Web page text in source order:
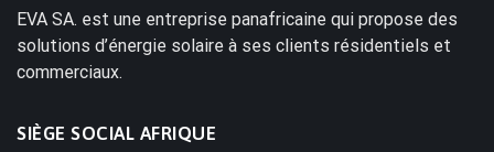
EVA SA. est une entreprise panafricaine qui propose des
solutions d’énergie solaire à ses clients résidentiels et
commerciaux.
SIÈGE SOCIAL AFRIQUE